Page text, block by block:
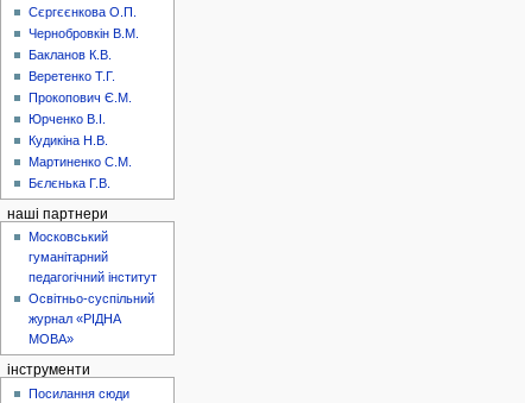
Сєргєєнкова О.П.
Чернобровкін В.М.
Бакланов К.В.
Веретенко Т.Г.
Прокопович Є.М.
Юрченко В.І.
Кудикіна Н.В.
Мартиненко С.М.
Бєлєнька Г.В.
наші партнери
Московський
гуманітарний
педагогічний інститут
Освітньо-суспільний
журнал «РІДНА
МОВА»
інструменти
Посилання сюди